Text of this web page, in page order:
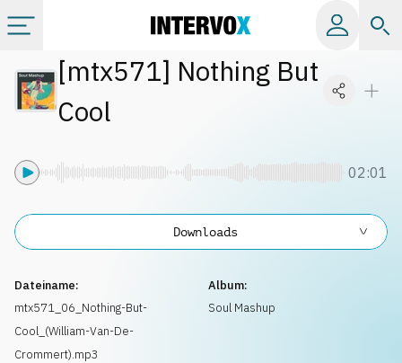
Kategorien
Labels
Info
[mtx571] Nothing But
Cool
02:01
Dateiname:
mtx571_06_Nothing-But-
Cool_(William-Van-De-
Crommert).mp3
Album:
Soul Mashup
Downloads